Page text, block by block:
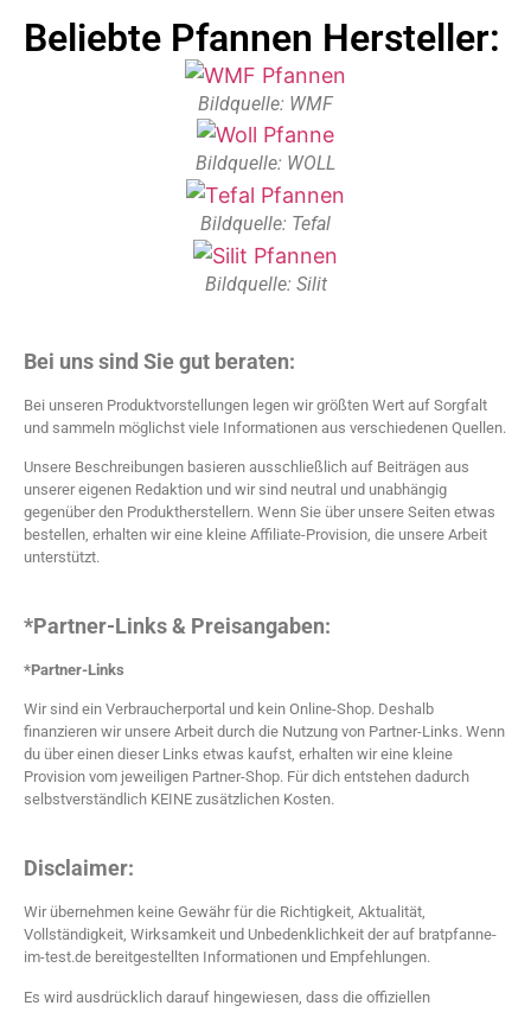
Beliebte Pfannen Hersteller:
Bildquelle: WMF
Bildquelle: WOLL
Bildquelle: Tefal
Bildquelle: Silit
Bei uns sind Sie gut beraten:
Bei unseren Produktvorstellungen legen wir größten Wert auf Sorgfalt
und sammeln möglichst viele Informationen aus verschiedenen Quellen.
Unsere Beschreibungen basieren ausschließlich auf Beiträgen aus
unserer eigenen Redaktion und wir sind neutral und unabhängig
gegenüber den Produktherstellern. Wenn Sie über unsere Seiten etwas
bestellen, erhalten wir eine kleine Affiliate-Provision, die unsere Arbeit
unterstützt.
*Partner-Links & Preisangaben:
*Partner-Links
Wir sind ein Verbraucherportal und kein Online-Shop. Deshalb
finanzieren wir unsere Arbeit durch die Nutzung von Partner-Links. Wenn
du über einen dieser Links etwas kaufst, erhalten wir eine kleine
Provision vom jeweiligen Partner-Shop. Für dich entstehen dadurch
selbstverständlich KEINE zusätzlichen Kosten.
Disclaimer:
Wir übernehmen keine Gewähr für die Richtigkeit, Aktualität,
Vollständigkeit, Wirksamkeit und Unbedenklichkeit der auf bratpfanne-
im-test.de bereitgestellten Informationen und Empfehlungen.
Es wird ausdrücklich darauf hingewiesen, dass die offiziellen